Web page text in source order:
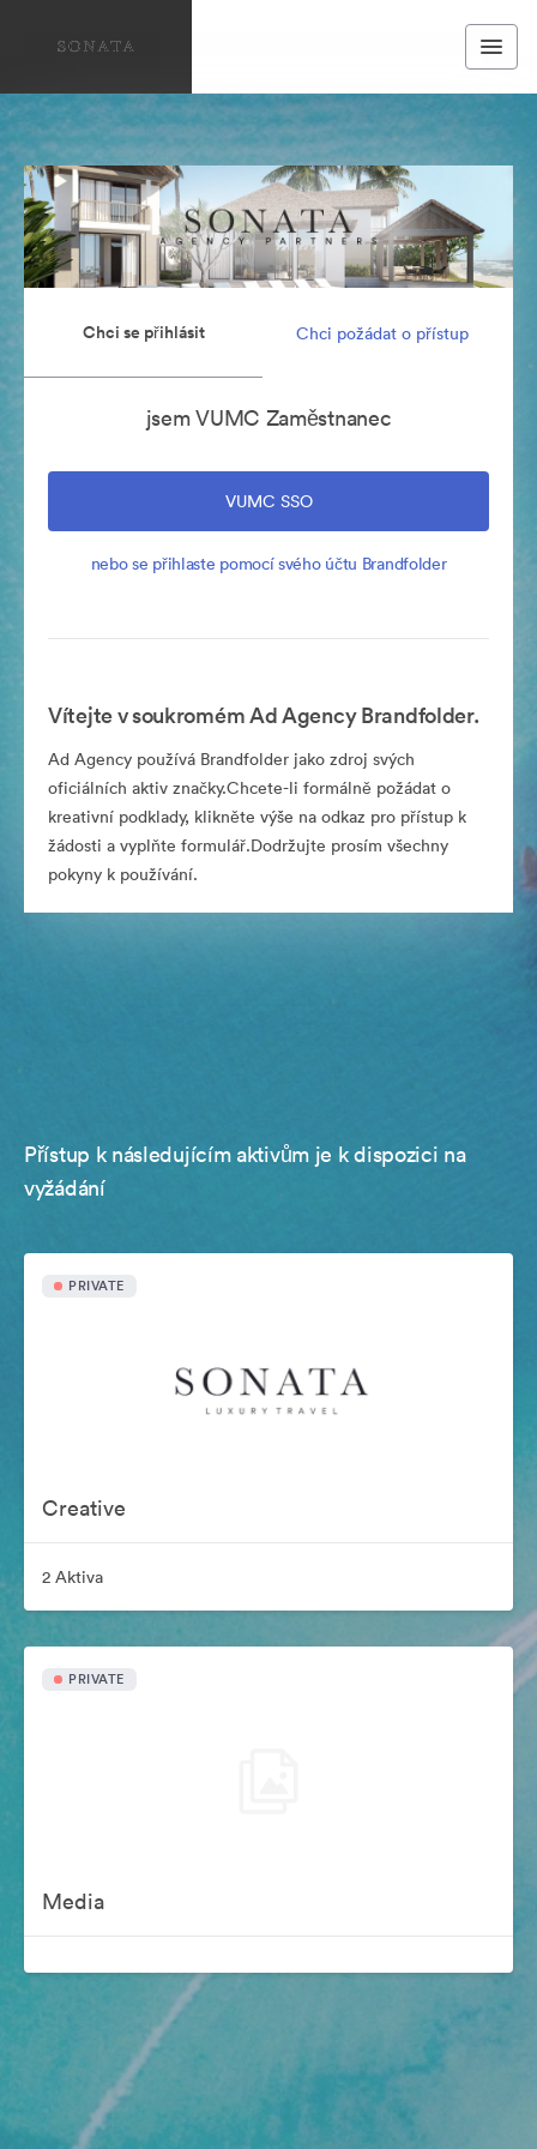
Chci se přihlásit Chci požádat o přístup
jsem VUMC Zaměstnanec
VUMC SSO
nebo se přihlaste pomocí svého účtu Brandfolder
Vítejte v soukromém Ad Agency Brandfolder.
Ad Agency používá Brandfolder jako zdroj svých
oficiálních aktiv značky.Chcete-li formálně požádat o
kreativní podklady, klikněte výše na odkaz pro přístup k
žádosti a vyplňte formulář.Dodržujte prosím všechny
pokyny k používání.
Přístup k následujícím aktivům je k dispozici na
vyžádání
PRIVATE
Creative
2 Aktiva
PRIVATE
Media